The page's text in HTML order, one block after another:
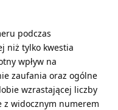
podczas
niż tylko kwestia
wpływ na
zaufania oraz ogólne
wzrastającej liczby
z widocznym numerem